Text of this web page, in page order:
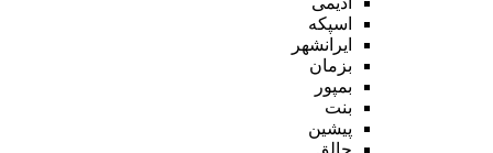
اسپکه
ایرانشهر
بزمان
بمپور
بنت
پیشین
جالق